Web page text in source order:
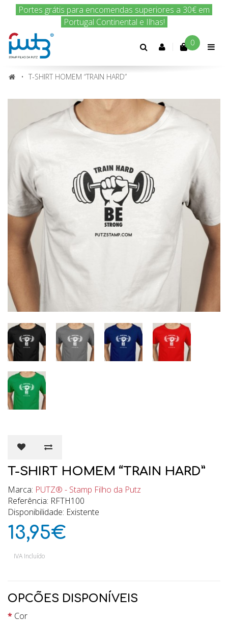
Encomenda hoje e nós enviamos amanhã!
Conta 0
T-SHIRT HOMEM “TRAIN HARD”
T-SHIRT HOMEM “TRAIN HARD”
Marca: PUTZ® - Stamp Filho da Putz
Referência: RFTH100
Disponibilidade: Existente
13,95€
IVA Incluído
OPCÕES DISPONÍVEIS
Cor